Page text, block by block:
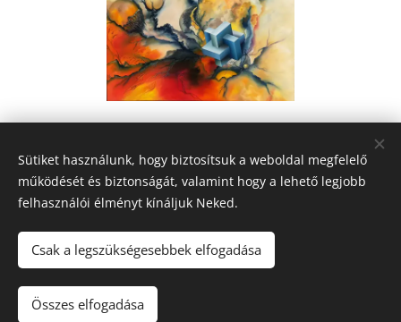
2026 Fine Arts Capital művészeti egyesület | Minden jog
Az oldalt a
Sütiket használunk, hogy biztosítsuk a weboldal megfelelő
működését és biztonságát, valamint hogy a lehető legjobb
felhasználói élményt kínáljuk Neked.
Csak a legszükségesebbek elfogadása
Összes elfogadása